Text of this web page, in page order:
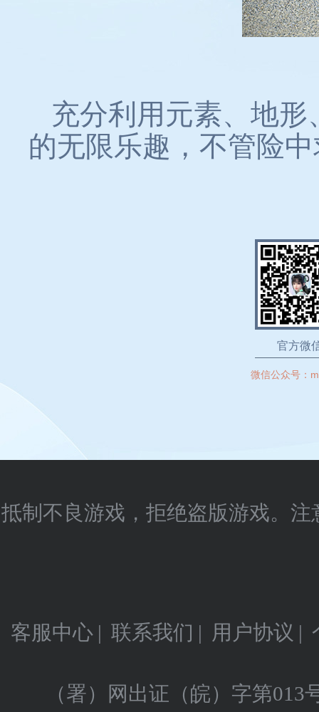
充分利用元素、地
的无限乐趣，不管险
官方微
微信公众号：
抵制不良游戏，拒绝盗版游戏。
客服中心 | 联系我们 | 用户协议 |
（署）网出证（皖）字第013